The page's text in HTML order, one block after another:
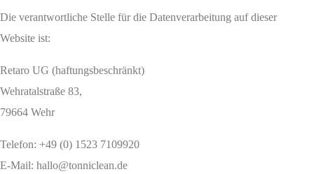
Die verantwortliche Stelle für die Datenverarbeitung auf dieser
Website ist:
Retaro UG (haftungsbeschränkt)
Wehratalstraße 83,
79664 Wehr
Telefon: +49 (0) 1523 7109920
E-Mail: hallo@tonniclean.de